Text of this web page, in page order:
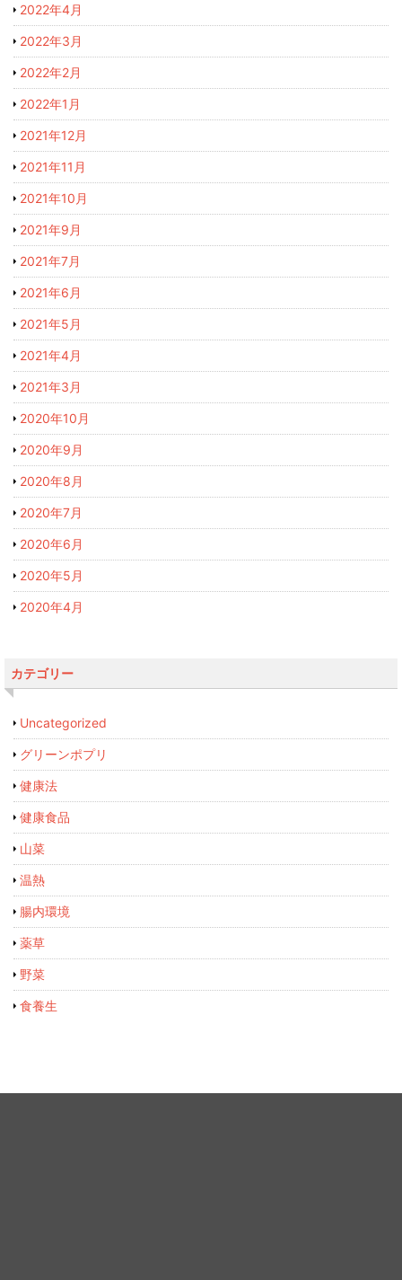
2022年4月
2022年3月
2022年2月
2022年1月
2021年12月
2021年11月
2021年10月
2021年9月
2021年7月
2021年6月
2021年5月
2021年4月
2021年3月
2020年10月
2020年9月
2020年8月
2020年7月
2020年6月
2020年5月
2020年4月
カテゴリー
Uncategorized
グリーンポプリ
健康法
健康食品
山菜
温熱
腸内環境
薬草
野菜
食養生